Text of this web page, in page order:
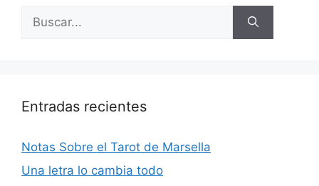
Entradas recientes
Notas Sobre el Tarot de Marsella
Una letra lo cambia todo